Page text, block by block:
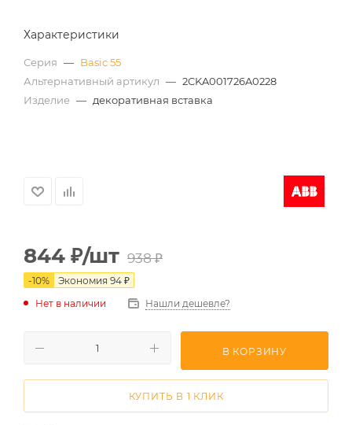
Характеристики
Серия — Basic 55
Альтернативный артикул — 2CKA001726A0228
Изделие — декоративная вставка
844 ₽/шт 938₽
-10% Экономия 94 ₽
Нет в наличии
Нашли дешевле?
В КОРЗИНУ
КУПИТЬ В 1 КЛИК